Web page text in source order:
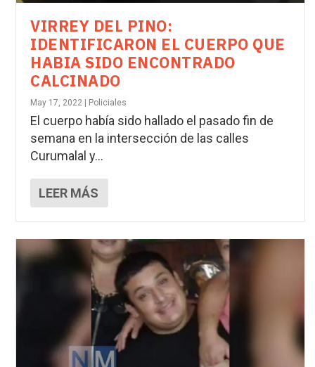
VIRREY DEL PINO:
IDENTIFICARON EL CUERPO QUE
HABIA SIDO ENCONTRADO
CALCINADO
May 17, 2022 | Policiales
El cuerpo había sido hallado el pasado fin de
semana en la intersección de las calles
Curumalal y...
LEER MÁS